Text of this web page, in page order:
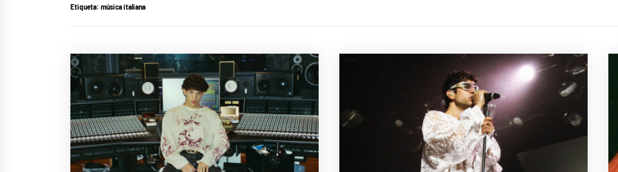
Etiqueta: música italiana